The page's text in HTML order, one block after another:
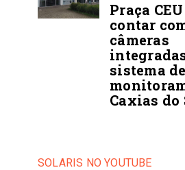
Praça
contar
câmeras
sistema de
Caxias do
SOLARIS NO YOUTUBE